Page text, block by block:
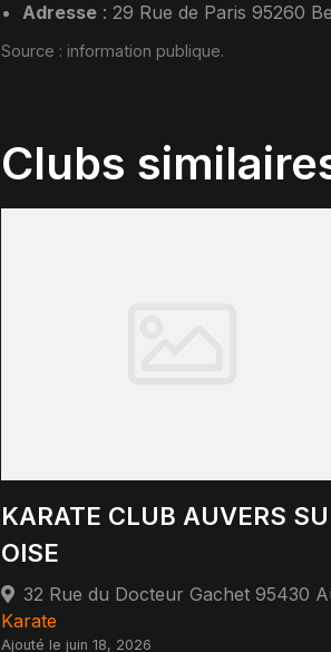
Adresse :29 Rue de Paris 95260
Source : information publique.
Clubs
KARATE CLUB AUVERS
OISE
Karate
Ajouté le juin 18, 2026